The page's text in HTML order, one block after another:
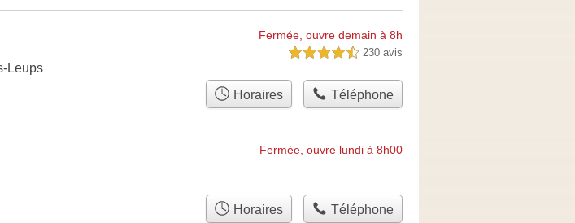
Leups
Fermée, ouvre demain à 8h
4,5 étoiles sur 5 230 avis
Horaires Téléphone
Fermée, ouvre lundi à 8h00
Horaires Téléphone